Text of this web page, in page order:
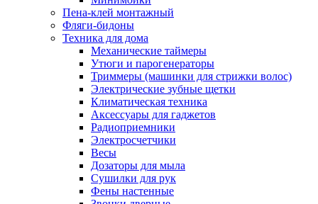
Пена-клей монтажный
Фляги-бидоны
Техника для дома
Механические таймеры
Утюги и парогенераторы
Триммеры (машинки для стрижки волос)
Электрические зубные щетки
Климатическая техника
Аксессуары для гаджетов
Радиоприемники
Электросчетчики
Весы
Дозаторы для мыла
Сушилки для рук
Фены настенные